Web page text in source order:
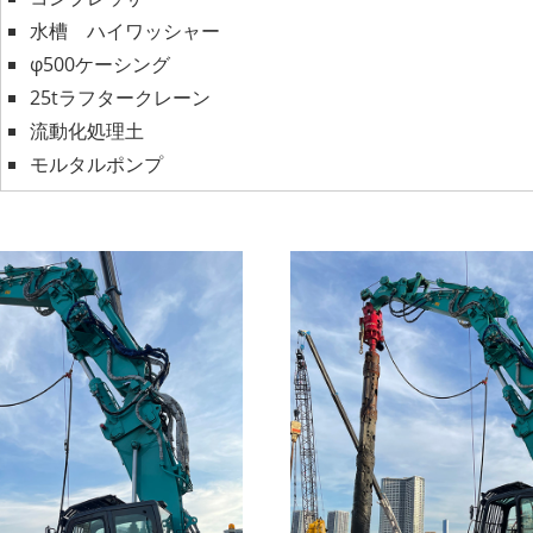
水槽 ハイワッシャー
φ500ケーシング
25tラフタークレーン
流動化処理土
モルタルポンプ